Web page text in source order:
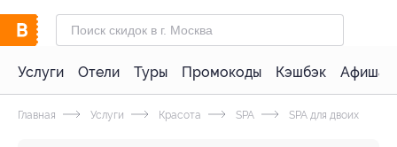
Услуги Отели Туры Промокоды Кэшбэк Афиша
Главная Услуги Красота SPA SPA для двоих